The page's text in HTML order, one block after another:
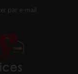
par e-mail